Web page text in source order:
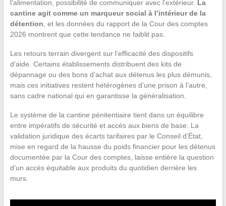
l’alimentation, possibilité de communiquer avec l’extérieur. La
cantine agit comme un marqueur social à l’intérieur de la
détention, et les données du rapport de la Cour des comptes
2026 montrent que cette tendance ne faiblit pas.
Les retours terrain divergent sur l’efficacité des dispositifs
d’aide. Certains établissements distribuent des kits de
dépannage ou des bons d’achat aux détenus les plus démunis,
mais ces initiatives restent hétérogènes d’une prison à l’autre,
sans cadre national qui en garantisse la généralisation.
Le système de la cantine pénitentiaire tient dans un équilibre
entre impératifs de sécurité et accès aux biens de base. La
validation juridique des écarts tarifaires par le Conseil d’État,
mise en regard de la hausse du poids financier pour les détenus
documentée par la Cour des comptes, laisse entière la question
d’un accès équitable aux produits du quotidien derrière les
murs.